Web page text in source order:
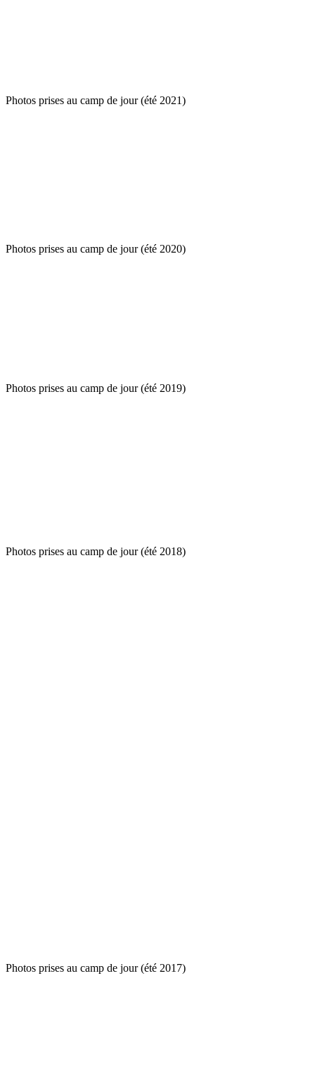
Photos prises au camp de jour (été 2021)
Photos prises au camp de jour (été 2020)
Photos prises au camp de jour (été 2019)
Photos prises au camp de jour (été 2018)
Photos prises au camp de jour (été 2017)